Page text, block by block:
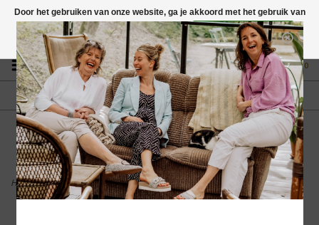
Vragen? App naar +31 58 250 1503
0
GRATIS VERZENDING NL
Vanaf € 75,-
FYSIEKE WINKEL
in Mantgum (frl)
fdad
Home>Maruti Eliza Suede - Old Pink
Door het gebruiken van onze website, ga je akkoord met het gebruik van
cookies om onze website te verbeteren.
Dit bericht verbergen
Meer over cookies »